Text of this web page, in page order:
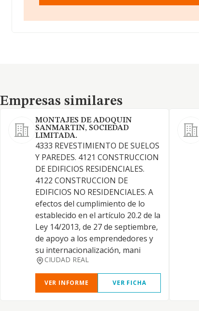
Empresas similares
Empresas similares
MONTAJES DE ADOQUIN
SANMARTIN, SOCIEDAD
LIMITADA.
4333 REVESTIMIENTO DE SUELOS
Y PAREDES. 4121 CONSTRUCCION
DE EDIFICIOS RESIDENCIALES.
4122 CONSTRUCCION DE
EDIFICIOS NO RESIDENCIALES. A
efectos del cumplimiento de lo
establecido en el artículo 20.2 de la
Ley 14/2013, de 27 de septiembre,
de apoyo a los emprendedores y
su internacionalización, mani
CIUDAD REAL
VER INFORME VER FICHA